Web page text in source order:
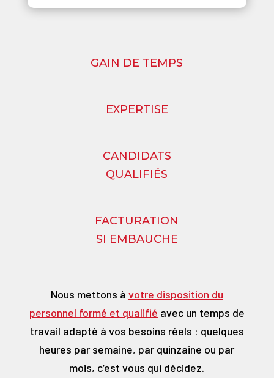
GAIN DE TEMPS
EXPERTISE
CANDIDATS
QUALIFIÉS
FACTURATION
SI EMBAUCHE
Nous mettons à votre disposition du
personnel formé et qualifié avec un temps de
travail adapté à vos besoins réels : quelques
heures par semaine, par quinzaine ou par
mois, c’est vous qui décidez.